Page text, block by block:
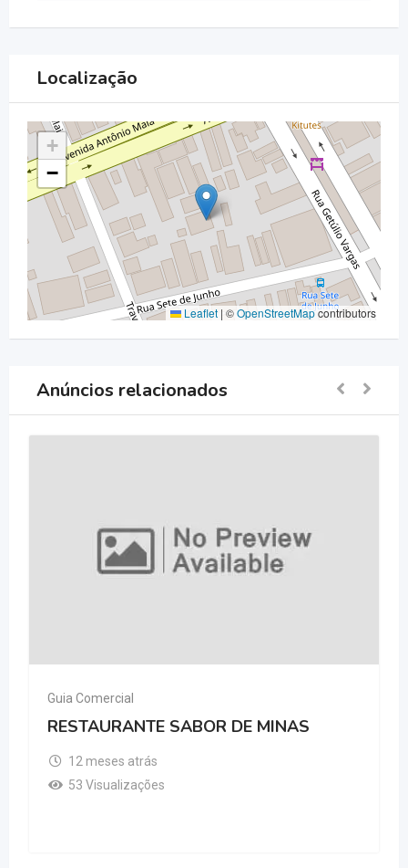
Localização
+
−
Leaflet | ©OpenStreetMapcontributors
Anúncios relacionados
Guia Comercial
RESTAURANTE SABOR DE MINAS
12 meses atrás
53 Visualizações